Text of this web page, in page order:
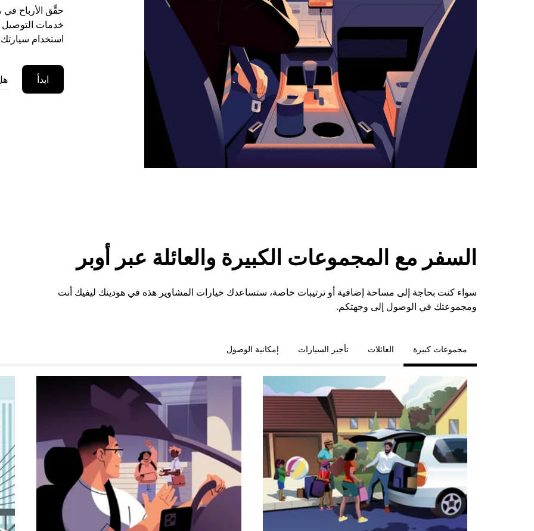
حقِّق الأرباح
خدمات التوصيل
استخدام
ابدأ
السفر مع المجموعات الكبيرة والعائلة عبر أوبر
سواء كنت بحاجة إلى مساحة إضافية أو ترتيبات خاصة، ستساعدك خيارات المشاوير هذه في هودينك ليفيك أنت
ومجموعتك في الوصول إلى وجهتكم.
مجموعات كبيرة العائلات تأجير السيارات إمكانية الوصول